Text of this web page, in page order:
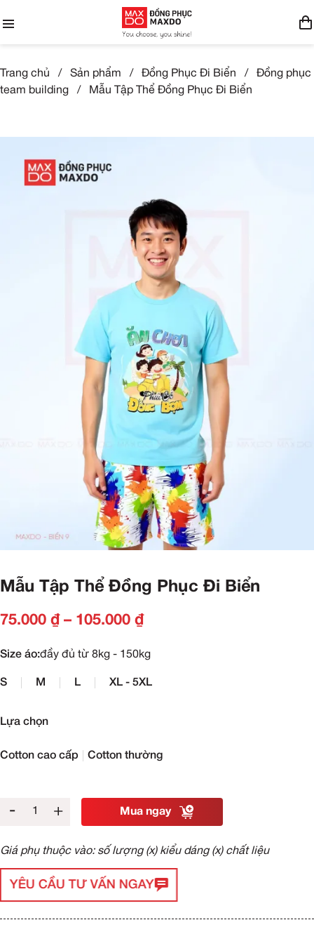
Trang chủ / Sản phẩm / Đồng Phục Đi Biển /
Đồng phục
team building
/ Mẫu Tập Thể Đồng Phục Đi Biển
Mẫu Tập Thể Đồng Phục Đi Biển
75.000 ₫– 105.000 ₫
Size áo:đầy đủ từ 8kg - 150kg
S M L XL - 5XL
Lựa chọn
Cotton cao cấp Cotton thường
- + Mua ngay
Giá phụ thuộc vào: số lượng (x) kiểu dáng (x) chất liệu
YÊU CẦU TƯ VẤN NGAY